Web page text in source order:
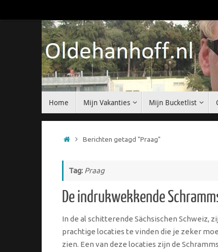
naar
naarHome Mijn Vakanties Mijn Bucketlist
HomeBerichten getagd "Praag"
Tag: Praag
De indrukwekkende
In de al schitterende Sächsischen Schweiz,
prachtige locaties te vinden die je zeker
zien. Een van deze locaties zijn de